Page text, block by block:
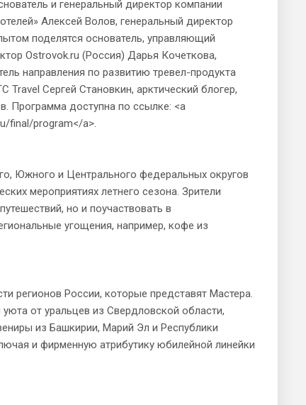
и генеральный директор компании
Алексей Волов, генеральный директор
поделятся основатель, управляющий
Ostrovok.ru (Россия) Дарья Кочеткова,
направления по развитию тревел-продукта
Сергей Становкин, арктический блогер,
Программа доступна по ссылке: <a
final/program</a>.
Южного и Центрального федеральных округов
мероприятиях летнего сезона. Зрители
но и поучаствовать в
угощения, например, кофе из
регионов России, которые представят Мастера.
от уральцев из Свердловской области,
из Башкирии, Марий Эл и Республики
и фирменную атрибутику юбилейной линейки